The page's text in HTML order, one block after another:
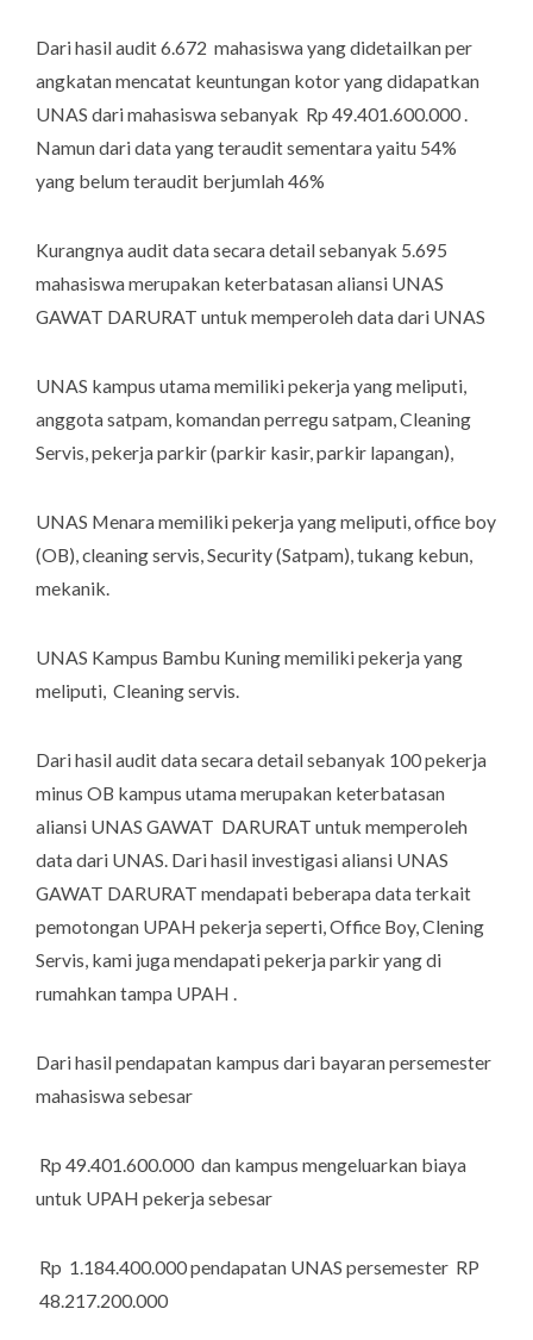
Dari hasil audit 6.672 mahasiswa yang didetailkan per
angkatan mencatat keuntungan kotor yang didapatkan
UNAS dari mahasiswa sebanyak Rp 49.401.600.000 .
Namun dari data yang teraudit sementara yaitu 54%
yang belum teraudit berjumlah 46%
Kurangnya audit data secara detail sebanyak 5.695
mahasiswa merupakan keterbatasan aliansi UNAS
GAWAT DARURAT untuk memperoleh data dari UNAS
UNAS kampus utama memiliki pekerja yang meliputi,
anggota satpam, komandan perregu satpam, Cleaning
Servis, pekerja parkir (parkir kasir, parkir lapangan),
UNAS Menara memiliki pekerja yang meliputi, office boy
(OB), cleaning servis, Security (Satpam), tukang kebun,
mekanik.
UNAS Kampus Bambu Kuning memiliki pekerja yang
meliputi, Cleaning servis.
Dari hasil audit data secara detail sebanyak 100 pekerja
minus OB kampus utama merupakan keterbatasan
aliansi UNAS GAWAT DARURAT untuk memperoleh
data dari UNAS. Dari hasil investigasi aliansi UNAS
GAWAT DARURAT mendapati beberapa data terkait
pemotongan UPAH pekerja seperti, Office Boy, Clening
Servis, kami juga mendapati pekerja parkir yang di
rumahkan tampa UPAH .
Dari hasil pendapatan kampus dari bayaran persemester
mahasiswa sebesar
Rp 49.401.600.000 dan kampus mengeluarkan biaya
untuk UPAH pekerja sebesar
Rp 1.184.400.000 pendapatan UNAS persemester RP
48.217.200.000